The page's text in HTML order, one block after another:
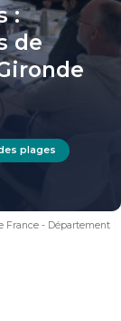
:
de
plages
France - Département